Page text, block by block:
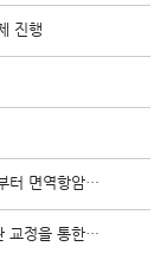
진행
신장암의 모든 것 : 최신 로봇수술부터 면역항암치료까지
먹고 기도하고 사랑하라: 생활 습관 교정을 통한 암 예방